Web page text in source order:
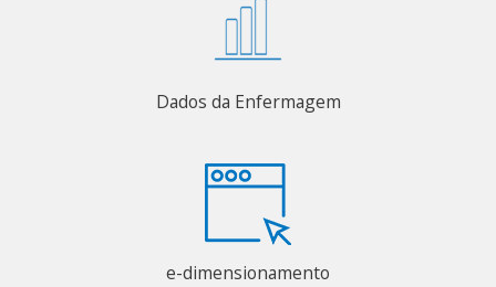
Dados da Enfermagem
e-dimensionamento